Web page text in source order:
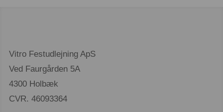
Vitro Festudlejning ApS
Ved Faurgården 5A
4300 Holbæk
CVR. 46093364